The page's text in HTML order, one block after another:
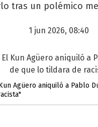
tras un polémico
1 jun 2026, 08:40
Agüero aniquiló a Pablo